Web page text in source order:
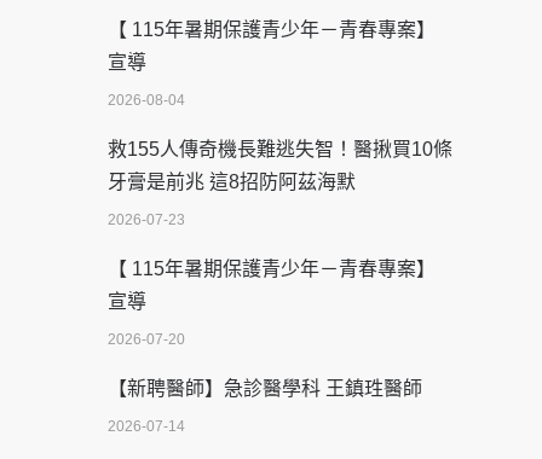
【 115年暑期保護青少年－青春專案】
宣導
2026-08-04
救155人傳奇機長難逃失智！醫揪買10條
牙膏是前兆 這8招防阿茲海默
2026-07-23
【 115年暑期保護青少年－青春專案】
宣導
2026-07-20
【新聘醫師】急診醫學科 王鎮珄醫師
2026-07-14